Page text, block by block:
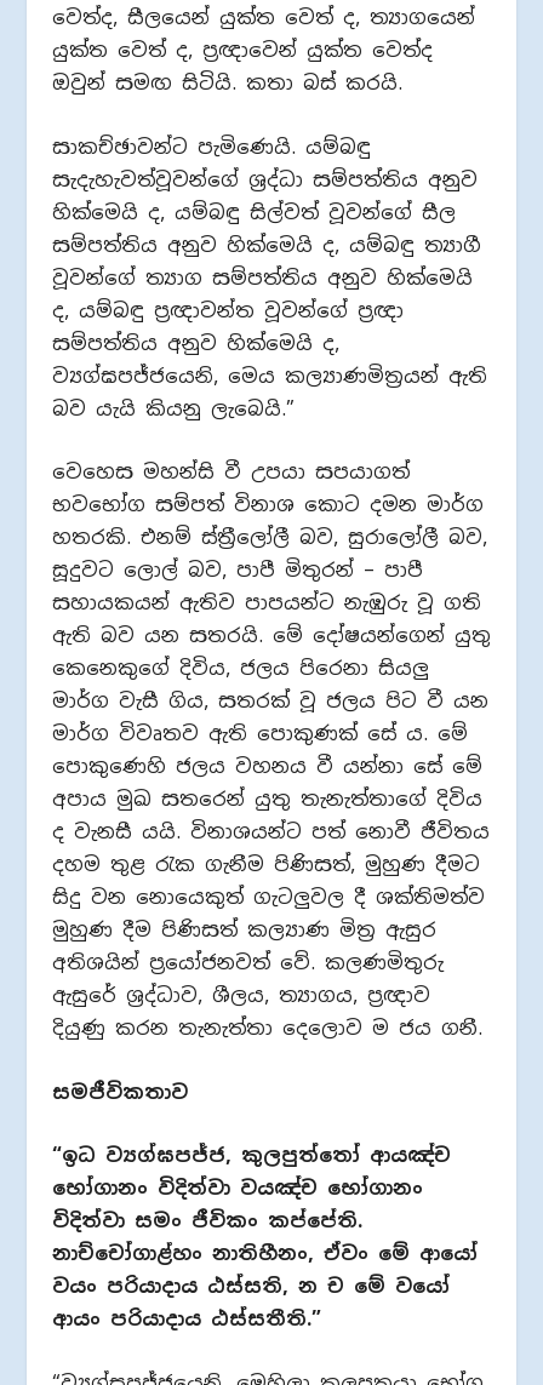
වෙත්ද, සීලයෙන් යුක්ත වෙත් ද, ත්‍යාගයෙන්
යුක්ත වෙත් ද, ප්‍රඥාවෙන් යුක්ත වෙත්ද
ඔවුන් සමඟ සිටියි. කතා බස් කරයි.
සාකච්ඡාවන්ට පැමිණෙයි. යම්බඳු
සැදැහැවත්වූවන්ගේ ශ්‍රද්ධා සම්පත්තිය අනුව
හික්මෙයි ද, යම්බඳු සිල්වත් වූවන්ගේ සීල
සම්පත්තිය අනුව හික්මෙයි ද, යම්බඳු ත්‍යාගී
වූවන්ගේ ත්‍යාග සම්පත්තිය අනුව හික්මෙයි
ද, යම්බඳු ප්‍රඥාවන්ත වූවන්ගේ ප්‍රඥා
සම්පත්තිය අනුව හික්මෙයි ද,
ව්‍යග්ඝපජ්ජයෙනි, මෙය කල්‍යාණමිත්‍රයන් ඇති
බව යැයි කියනු ලැබෙයි.”
වෙහෙස මහන්සි වී උපයා සපයාගත්
භවභෝග සම්පත් විනාශ කොට දමන මාර්ග
හතරකි. එනම් ස්ත්‍රීලෝලී බව, සුරාලෝලී බව,
සූදුවට ලොල් බව, පාපී මිතුරන් – පාපී
සහායකයන් ඇතිව පාපයන්ට නැඹුරු වූ ගති
ඇති බව යන සතරයි. මේ දෝෂයන්ගෙන් යුතු
කෙනෙකුගේ දිවිය, ජලය පිරෙනා සියලු
මාර්ග වැසී ගිය, සතරක් වූ ජලය පිට වී යන
මාර්ග විවෘතව ඇති පොකුණක් සේ ය. මේ
පොකුණෙහි ජලය වහනය වී යන්නා සේ මේ
අපාය මුඛ සතරෙන් යුතු තැනැත්තාගේ දිවිය
ද වැනසී යයි. විනාශයන්ට පත් නොවී ජීවිතය
දහම තුළ රැක ගැනීම පිණිසත්, මුහුණ දීමට
සිදු වන නොයෙකුත් ගැටලුවල දී ශක්තිමත්ව
මුහුණ දීම පිණිසත් කල්‍යාණ මිත්‍ර ඇසුර
අතිශයින් ප්‍රයෝජනවත් වේ. කලණමිතුරු
ඇසුරේ ශ්‍රද්ධාව, ශීලය, ත්‍යාගය, ප්‍රඥාව
දියුණු කරන තැනැත්තා දෙලොව ම ජය ගනී.
සමජීවිකතා​ව
“ඉධ ව්‍යග්ඝපජ්ජ, කුලපුත්තෝ ආයඤ්ච
භෝගානං විදිත්වා වයඤ්ච භෝගානං
විදිත්වා සමං ජීවිකං කප්පේති.
නාච්චෝගාළ්හං නාතිහීනං, ඒවං මේ ආයෝ
වයං පරියාදාය ඨස්සති, න ච මේ වයෝ
ආයං පරියාදාය ඨස්සතීති.”